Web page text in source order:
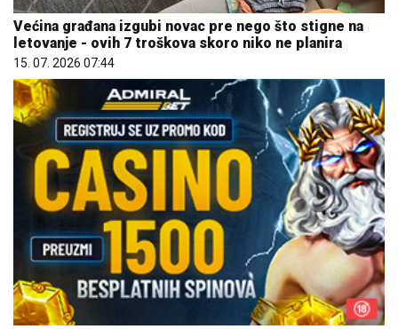
Većina građana izgubi novac pre nego što stigne na
letovanje - ovih 7 troškova skoro niko ne planira
15. 07. 2026 07:44